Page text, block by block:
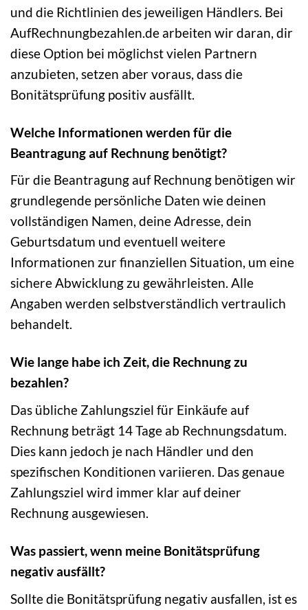
und die Richtlinien des jeweiligen Händlers. Bei
AufRechnungbezahlen.de arbeiten wir daran, dir
diese Option bei möglichst vielen Partnern
anzubieten, setzen aber voraus, dass die
Bonitätsprüfung positiv ausfällt.
Welche Informationen werden für die
Beantragung auf Rechnung benötigt?
Für die Beantragung auf Rechnung benötigen wir
grundlegende persönliche Daten wie deinen
vollständigen Namen, deine Adresse, dein
Geburtsdatum und eventuell weitere
Informationen zur finanziellen Situation, um eine
sichere Abwicklung zu gewährleisten. Alle
Angaben werden selbstverständlich vertraulich
behandelt.
Wie lange habe ich Zeit, die Rechnung zu
bezahlen?
Das übliche Zahlungsziel für Einkäufe auf
Rechnung beträgt 14 Tage ab Rechnungsdatum.
Dies kann jedoch je nach Händler und den
spezifischen Konditionen variieren. Das genaue
Zahlungsziel wird immer klar auf deiner
Rechnung ausgewiesen.
Was passiert, wenn meine Bonitätsprüfung
negativ ausfällt?
Sollte die Bonitätsprüfung negativ ausfallen, ist es